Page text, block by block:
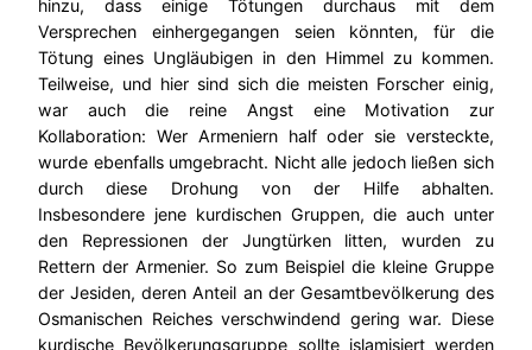
hinzu, dass einige Tötungen durchaus mit dem
Versprechen einhergegangen seien könnten, für die
Tötung eines Ungläubigen in den Himmel zu kommen.
Teilweise, und hier sind sich die meisten Forscher einig,
war auch die reine Angst eine Motivation zur
Kollaboration: Wer Armeniern half oder sie versteckte,
wurde ebenfalls umgebracht. Nicht alle jedoch ließen sich
durch diese Drohung von der Hilfe abhalten.
Insbesondere jene kurdischen Gruppen, die auch unter
den Repressionen der Jungtürken litten, wurden zu
Rettern der Armenier. So zum Beispiel die kleine Gruppe
der Jesiden, deren Anteil an der Gesamtbevölkerung des
Osmanischen Reiches verschwindend gering war. Diese
kurdische Bevölkerungsgruppe sollte islamisiert werden